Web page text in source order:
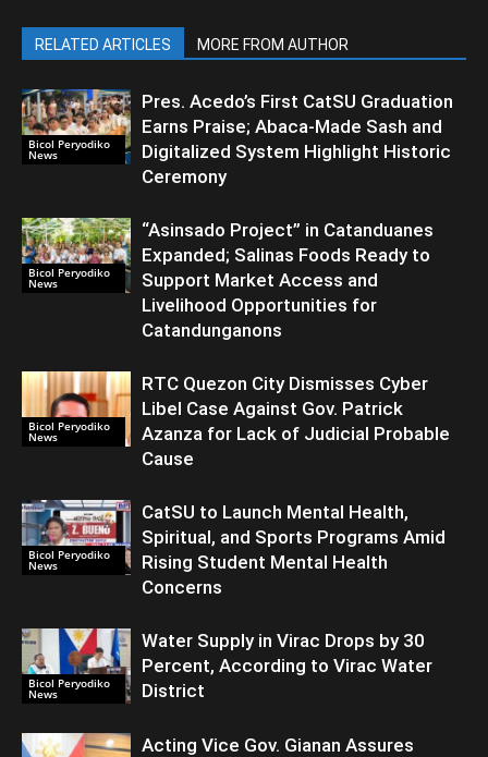
RELATED ARTICLES MORE FROM AUTHOR
Bicol Peryodiko
News
Pres. Acedo’s First CatSU Graduation
Earns Praise; Abaca-Made Sash and
Digitalized System Highlight Historic
Ceremony
Bicol Peryodiko
News
“Asinsado Project” in Catanduanes
Expanded; Salinas Foods Ready to
Support Market Access and
Livelihood Opportunities for
Catandunganons
Bicol Peryodiko
News
RTC Quezon City Dismisses Cyber
Libel Case Against Gov. Patrick
Azanza for Lack of Judicial Probable
Cause
Bicol Peryodiko
News
CatSU to Launch Mental Health,
Spiritual, and Sports Programs Amid
Rising Student Mental Health
Concerns
Bicol Peryodiko
News
Water Supply in Virac Drops by 30
Percent, According to Virac Water
District
Acting Vice Gov. Gianan Assures